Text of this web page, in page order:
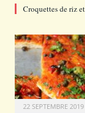
Croquettes de riz
22 SEPTEMBRE 2019